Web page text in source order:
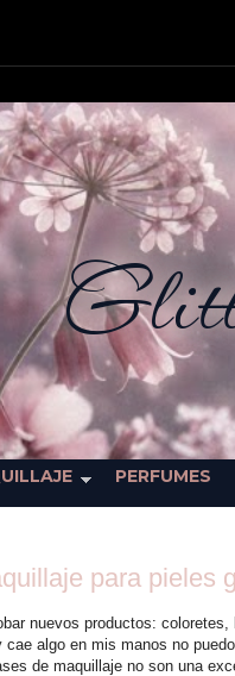
PERFUMES
para pieles
nuevos productos:
cae algo en mis manos no
de maquillaje no son una